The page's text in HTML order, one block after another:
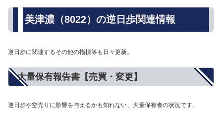
美津濃（8022）の逆日歩関連情報
逆日歩に関連するその他の指標等も日々更新。
大量保有報告書【売買・変更】
逆日歩や空売りに影響を与えるかも知れない、大量保有者の状況です。